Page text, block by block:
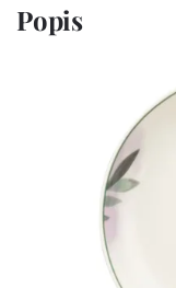
Popis